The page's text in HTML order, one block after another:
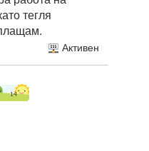
тегля
Активен